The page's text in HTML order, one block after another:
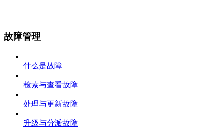
故障管理
什么是故障
检索与查看故障
处理与更新故障
升级与分派故障